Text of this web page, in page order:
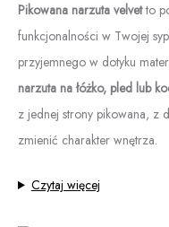
Pikowana narzuta velvetto
funkcjonalności w Twojej
przyjemnego w dotyku
narzuta na łóżko, pled lub
z jednej strony pikowana, z
zmienić charakter wnętrza.
Czytaj więcej